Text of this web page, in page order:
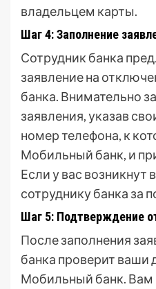
владельцем карты.
Шаг 4: Заполнение
Сотрудник банка
заявление на
банка. Внимательно
заявления, указав
номер телефона, к
Мобильный банк, и
Если у вас возникнут
сотруднику банка за
Шаг 5: Подтверждение
После заполнения
банка проверит ваши
Мобильный банк.